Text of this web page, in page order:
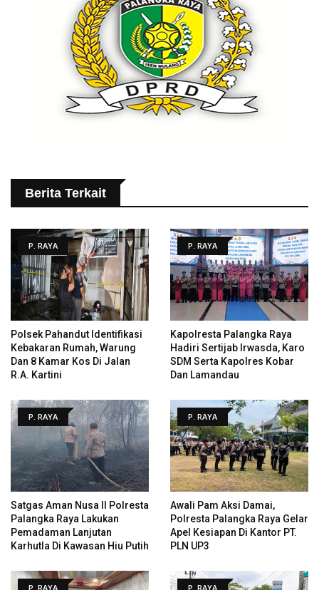
Berita Terkait
P. RAYA
Polsek Pahandut Identifikasi
Kebakaran Rumah, Warung
Dan 8 Kamar Kos Di Jalan
R.A. Kartini
P. RAYA
Kapolresta Palangka Raya
Hadiri Sertijab Irwasda, Karo
SDM Serta Kapolres Kobar
Dan Lamandau
P. RAYA
Satgas Aman Nusa II Polresta
Palangka Raya Lakukan
Pemadaman Lanjutan
Karhutla Di Kawasan Hiu Putih
P. RAYA
Awali Pam Aksi Damai,
Polresta Palangka Raya Gelar
Apel Kesiapan Di Kantor PT.
PLN UP3
P. RAYA P. RAYA